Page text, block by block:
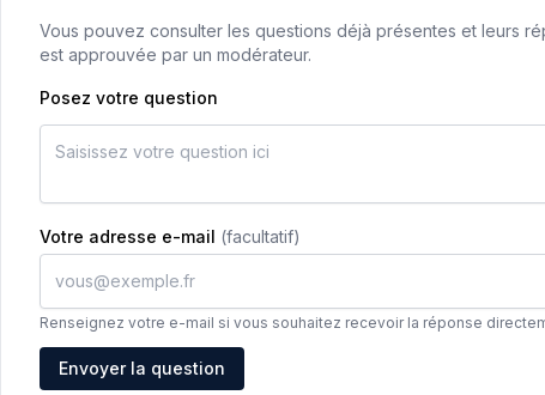
Vous pouvez consulter les questions déjà présentes et leurs
est approuvée par un modérateur.
Posez votre question
Votre adresse e-mail (facultatif)
Renseignez votre e-mail si vous souhaitez recevoir la réponse
Adresse e-mail
Envoyer la question